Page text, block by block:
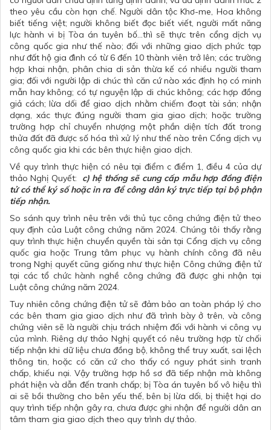
theo yêu cầu còn hạn chế. Người dân tộc Khơ-me, Hoa không
biết tiếng việt; người không biết đọc biết viết, người mất năng
lực hành vi bị Tòa án tuyên bố…thì sẽ thực trên cổng dịch vụ
công quốc gia như thế nào; đối với những giao dịch phức tạp
như đất hộ gia đình có từ 6 đến 10 thành viên trở lên; các trường
hợp khai nhận, phân chia di sản thừa kế có nhiều người tham
gia; đối với người lập di chúc thì căn cứ nào xác định họ có minh
mẫn hay không; có tự nguyện lập di chúc không; các hợp đồng
giả cách; lừa dối để giao dịch nhằm chiếm đoạt tài sản; nhận
dạng, xác thực đúng người tham gia giao dịch; hoặc trường
trường hợp chỉ chuyển nhượng một phần diện tích đất trong
thửa đất đã được số hóa thì xử lý như thế nào trên Cổng dịch vụ
công quốc gia khi các bên thực hiện giao dịch.
Về quy trình thực hiện có nêu tại điểm c điểm 1, điều 4 của dự
thảo Nghị Quyết: c) hệ thống sẽ cung cấp mẫu hợp đồng điện
tử có thể ký số hoặc in ra để công dân ký trực tiếp tại bộ phận
tiếp nhận.
So sánh quy trình nêu trên với thủ tục công chứng điện tử theo
quy định của Luật công chứng năm 2024. Chúng tôi thấy rằng
quy trình thực hiện chuyển quyền tài sản tại Cổng dịch vụ công
quốc gia hoặc Trung tâm phục vụ hành chính công đã nêu
trong Nghị quyết cũng giống như thực hiện Công chứng điện tử
tại các tổ chức hành nghề công chứng đã được ghi nhận tại
Luật công chứng năm 2024.
Tuy nhiên công chứng điện tử sẽ đảm bảo an toàn pháp lý cho
các bên tham gia giao dịch như đã trình bày ở trên, và công
chứng viên sẽ là người chịu trách nhiệm đối với hành vi công vụ
của mình. Riêng dự thảo Nghị quyết có nêu trường hợp từ chối
tiếp nhận khi dữ liệu chưa đồng bộ, không thể truy xuất, sai lệch
thông tin, hoặc có căn cứ cho thấy có nguy phát sinh tranh
chấp, khiếu nại. Vậy trường hợp hồ sơ đã tiếp nhận mà không
phát hiện và dẫn đến tranh chấp; bị Tòa án tuyên bố vô hiệu thì
ai sẽ bồi thường cho bên yếu thế, bên bị lừa dối, bị thiệt hại do
quy trình tiếp nhận gây ra, chưa được ghi nhận để người dân an
tâm tham gia giao dịch theo quy trình dự thảo.